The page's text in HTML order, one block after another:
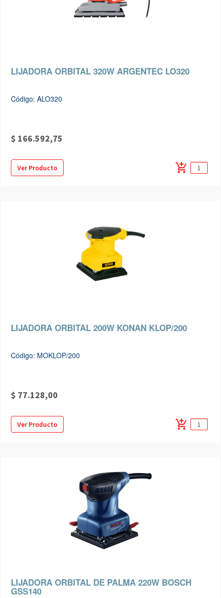
LIJADORA ORBITAL 320W ARGENTEC LO320
Código: ALO320
$ 166.592,75
Ver Producto add_shopping_cart
LIJADORA ORBITAL 200W KONAN KLOP/200
Código: MOKLOP/200
$ 77.128,00
Ver Producto add_shopping_cart
LIJADORA ORBITAL DE PALMA 220W BOSCH
GSS140